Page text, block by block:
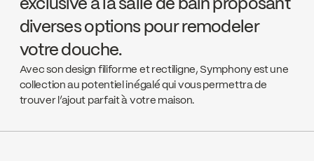
exclusive à la salle de bain proposant
diverses options pour remodeler
votre douche.
Avec son design filiforme et rectiligne, Symphony est une
collection au potentiel inégalé qui vous permettra de
trouver l’ajout parfait à votre maison.